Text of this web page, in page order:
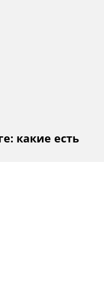
какие есть